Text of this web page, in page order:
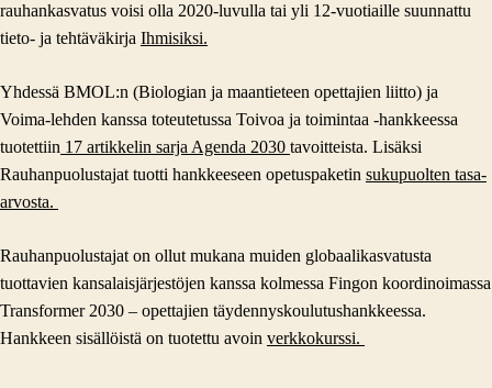
rauhankasvatus voisi olla 2020-luvulla tai yli 12-vuotiaille suunnattu
tieto- ja tehtäväkirja Ihmisiksi.
Yhdessä BMOL:n (Biologian ja maantieteen opettajien liitto) ja
Voima-lehden kanssa toteutetussa Toivoa ja toimintaa -hankkeessa
tuotettiin 17 artikkelin sarja Agenda 2030 tavoitteista. Lisäksi
Rauhanpuolustajat tuotti hankkeeseen opetuspaketin sukupuolten tasa-
arvosta.
Rauhanpuolustajat on ollut mukana muiden globaalikasvatusta
tuottavien kansalaisjärjestöjen kanssa kolmessa Fingon koordinoimassa
Transformer 2030 – opettajien täydennyskoulutushankkeessa.
Hankkeen sisällöistä on tuotettu avoin verkkokurssi.